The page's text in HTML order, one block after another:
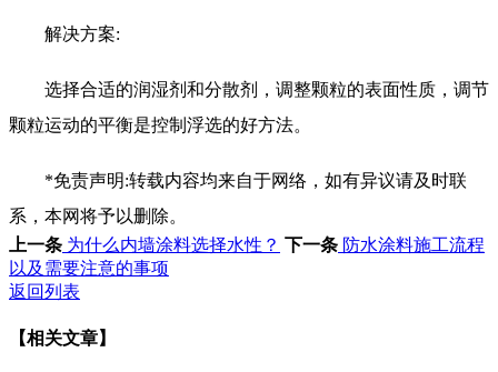
解决方案:
选择合适的润湿剂和分散剂，调整颗粒的表面性质，调节
颗粒运动的平衡是控制浮选的好方法。
*免责声明:转载内容均来自于网络，如有异议请及时联
系，本网将予以删除。
上一条 为什么内墙涂料选择水性？ 下一条 防水涂料施工流程
以及需要注意的事项
返回列表
【相关文章】